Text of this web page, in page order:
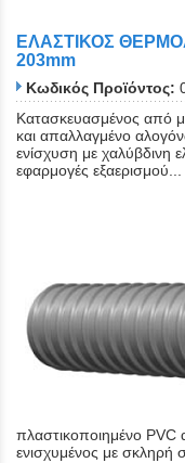
ΕΛΑΣΤΙΚΟΣ
203mm
Κωδικός Προϊόντος:
Κατασκευασμένος από
και απαλλαγμένο
ενίσχυση με χαλύβδινη
εφαρμογές εξαερισμού...
πλαστικοποιημένο PVC
ενισχυμένος με σκληρή